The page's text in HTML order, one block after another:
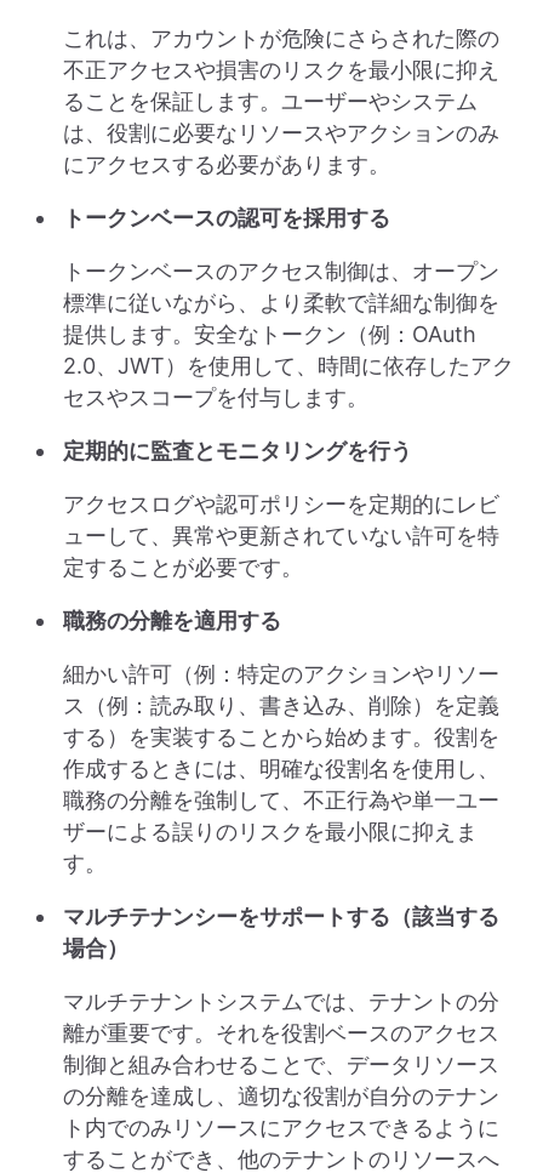
これは、アカウントが危険にさらされた際の
不正アクセスや損害のリスクを最小限に抑え
ることを保証します。ユーザーやシステム
は、役割に必要なリソースやアクションのみ
にアクセスする必要があります。
トークンベースの認可を採用する
トークンベースのアクセス制御は、オープン
標準に従いながら、より柔軟で詳細な制御を
提供します。安全なトークン（例：OAuth
2.0、JWT）を使用して、時間に依存したアク
セスやスコープを付与します。
定期的に監査とモニタリングを行う
アクセスログや認可ポリシーを定期的にレビ
ューして、異常や更新されていない許可を特
定することが必要です。
職務の分離を適用する
細かい許可（例：特定のアクションやリソー
ス（例：読み取り、書き込み、削除）を定義
する）を実装することから始めます。役割を
作成するときには、明確な役割名を使用し、
職務の分離を強制して、不正行為や単一ユー
ザーによる誤りのリスクを最小限に抑えま
す。
マルチテナンシーをサポートする（該当する
場合）
マルチテナントシステムでは、テナントの分
離が重要です。それを役割ベースのアクセス
制御と組み合わせることで、データリソース
の分離を達成し、適切な役割が自分のテナン
ト内でのみリソースにアクセスできるように
することができ、他のテナントのリソースへ